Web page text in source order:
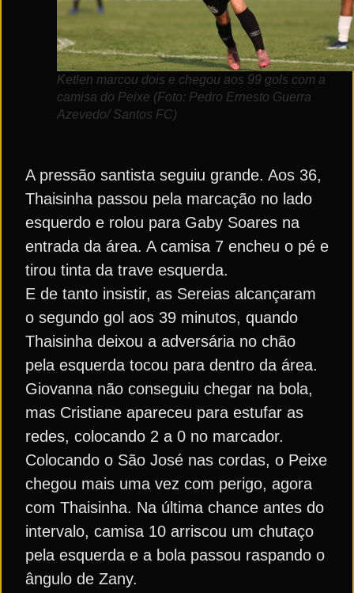
Ketlen marcou dois e chegou aos 99 gols com a
camisa do Peixe (Foto: Pedro Ernesto Guerra
Azevedo/ Santos FC)
A pressão santista seguiu grande. Aos 36,
Thaisinha passou pela marcação no lado
esquerdo e rolou para Gaby Soares na
entrada da área. A camisa 7 encheu o pé e
tirou tinta da trave esquerda.
E de tanto insistir, as Sereias alcançaram
o segundo gol aos 39 minutos, quando
Thaisinha deixou a adversária no chão
pela esquerda tocou para dentro da área.
Giovanna não conseguiu chegar na bola,
mas Cristiane apareceu para estufar as
redes, colocando 2 a 0 no marcador.
Colocando o São José nas cordas, o Peixe
chegou mais uma vez com perigo, agora
com Thaisinha. Na última chance antes do
intervalo, camisa 10 arriscou um chutaço
pela esquerda e a bola passou raspando o
ângulo de Zany.